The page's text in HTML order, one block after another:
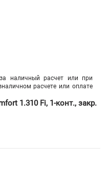
наличный расчет или при
расчете или оплате
1.310 Fi, 1-конт., закр.